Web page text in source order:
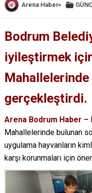
Arena Haber
Bodrum
iyileştirmek
Mahallelerinde
gerçekleştirdi.
Arena Bodrum Haber –
Mahallelerinde bulunan
uygulama hayvanların
karşı korunmaları için